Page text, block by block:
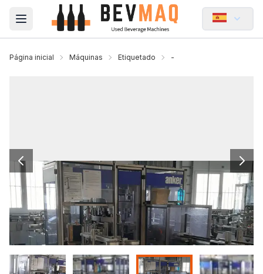
Open main menu
Página inicial Máquinas Etiquetado -